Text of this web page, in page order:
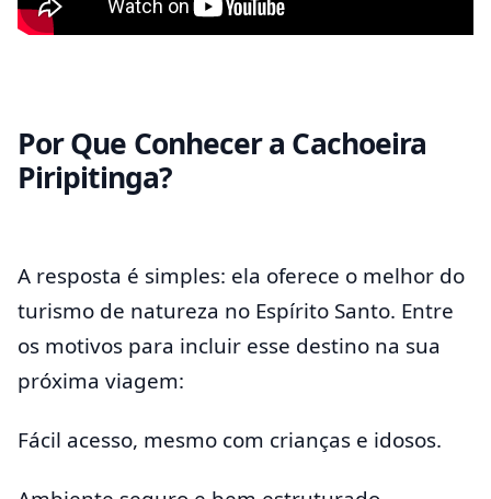
Por Que Conhecer a Cachoeira
Piripitinga?
A resposta é simples: ela oferece o melhor do
turismo de natureza no Espírito Santo. Entre
os motivos para incluir esse destino na sua
próxima viagem:
Fácil acesso, mesmo com crianças e idosos.